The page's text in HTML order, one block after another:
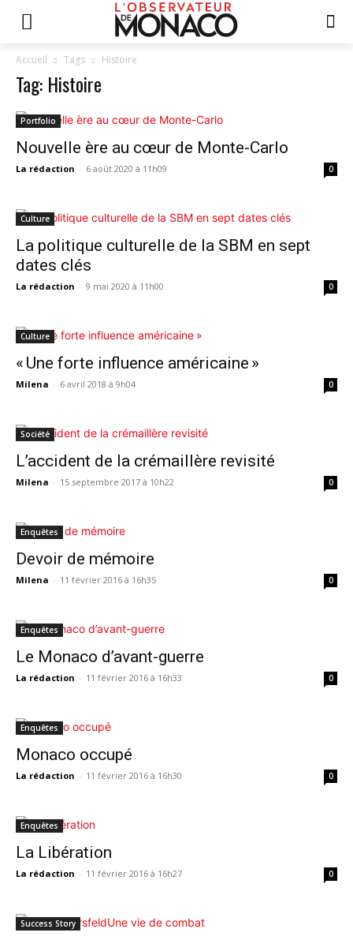
Accueil Tags Histoire
Tag: Histoire
Portfolio
Nouvelle ère au cœur de Monte-Carlo
La rédaction - 6 août 2020 à 11h09 0
Culture
La politique culturelle de la SBM en sept
dates clés
La rédaction - 9 mai 2020 à 11h00 0
Culture
« Une forte influence américaine »
Milena - 6 avril 2018 à 9h04 0
Société
L’accident de la crémaillère revisité
Milena - 15 septembre 2017 à 10h22 0
Enquêtes
Devoir de mémoire
Milena - 11 février 2016 à 16h35 0
Enquêtes
Le Monaco d’avant-guerre
La rédaction - 11 février 2016 à 16h33 0
Enquêtes
Monaco occupé
La rédaction - 11 février 2016 à 16h30 0
Enquêtes
La Libération
La rédaction - 11 février 2016 à 16h27 0
Success Story